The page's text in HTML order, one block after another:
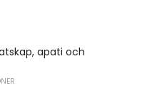
apati och